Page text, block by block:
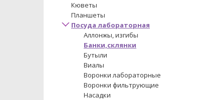
Кюветы
Планшеты
Посуда лабораторная
Аллонжы, изгибы
Банки,склянки
Бутыли
Виалы
Воронки лабораторные
Воронки фильтрующие
Насадки